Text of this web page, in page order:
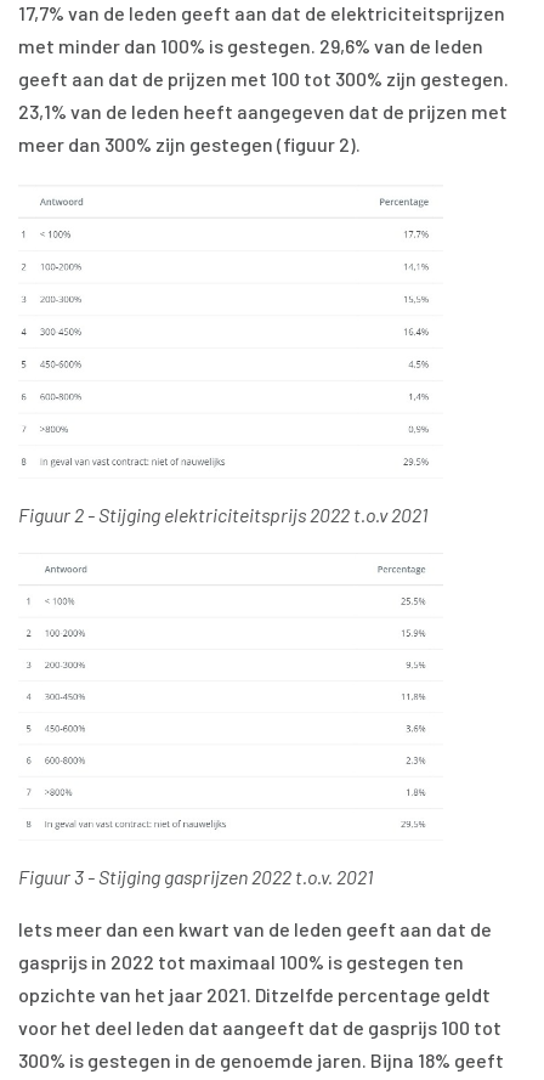
17,7% van de leden geeft aan dat de elektriciteitsprijzen
met minder dan 100% is gestegen. 29,6% van de leden
geeft aan dat de prijzen met 100 tot 300% zijn gestegen.
23,1% van de leden heeft aangegeven dat de prijzen met
meer dan 300% zijn gestegen (figuur 2).
Figuur 2 - Stijging elektriciteitsprijs 2022 t.o.v 2021
Figuur 3 - Stijging gasprijzen 2022 t.o.v. 2021
Iets meer dan een kwart van de leden geeft aan dat de
gasprijs in 2022 tot maximaal 100% is gestegen ten
opzichte van het jaar 2021. Ditzelfde percentage geldt
voor het deel leden dat aangeeft dat de gasprijs 100 tot
300% is gestegen in de genoemde jaren. Bijna 18% geeft